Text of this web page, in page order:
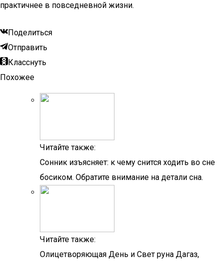
практичнее в повседневной жизни.
Поделиться
Отправить
Класснуть
Похожее
Читайте также:
Сонник изъясняет: к чему снится ходить во сне
босиком. Обратите внимание на детали сна.
Читайте также:
Олицетворяющая День и Свет руна Дагаз,